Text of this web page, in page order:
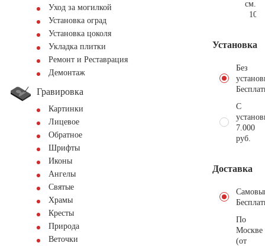
Уход за могилкой
Установка оград
Установка цоколя
Укладка плитки
Ремонт и Реставрация
Демонтаж
Гравировка
Картинки
Лицевое
Обратное
Шрифты
Иконы
Ангелы
Святые
Храмы
Кресты
Природа
Веточки
см.
Установка
Без
С
7.000
руб.
Доставка
По
Москве
(от